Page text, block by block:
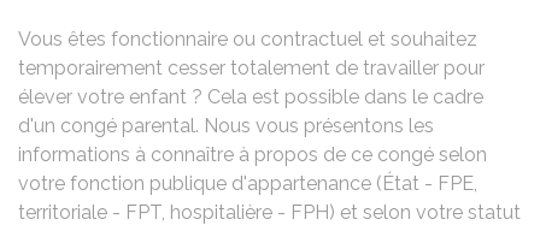
Vous êtes fonctionnaire ou contractuel et souhaitez
temporairement cesser totalement de travailler pour
élever votre enfant ? Cela est possible dans le cadre
d'un congé parental. Nous vous présentons les
informations à connaître à propos de ce congé selon
votre fonction publique d'appartenance (État - FPE,
territoriale - FPT, hospitalière - FPH) et selon votre statut